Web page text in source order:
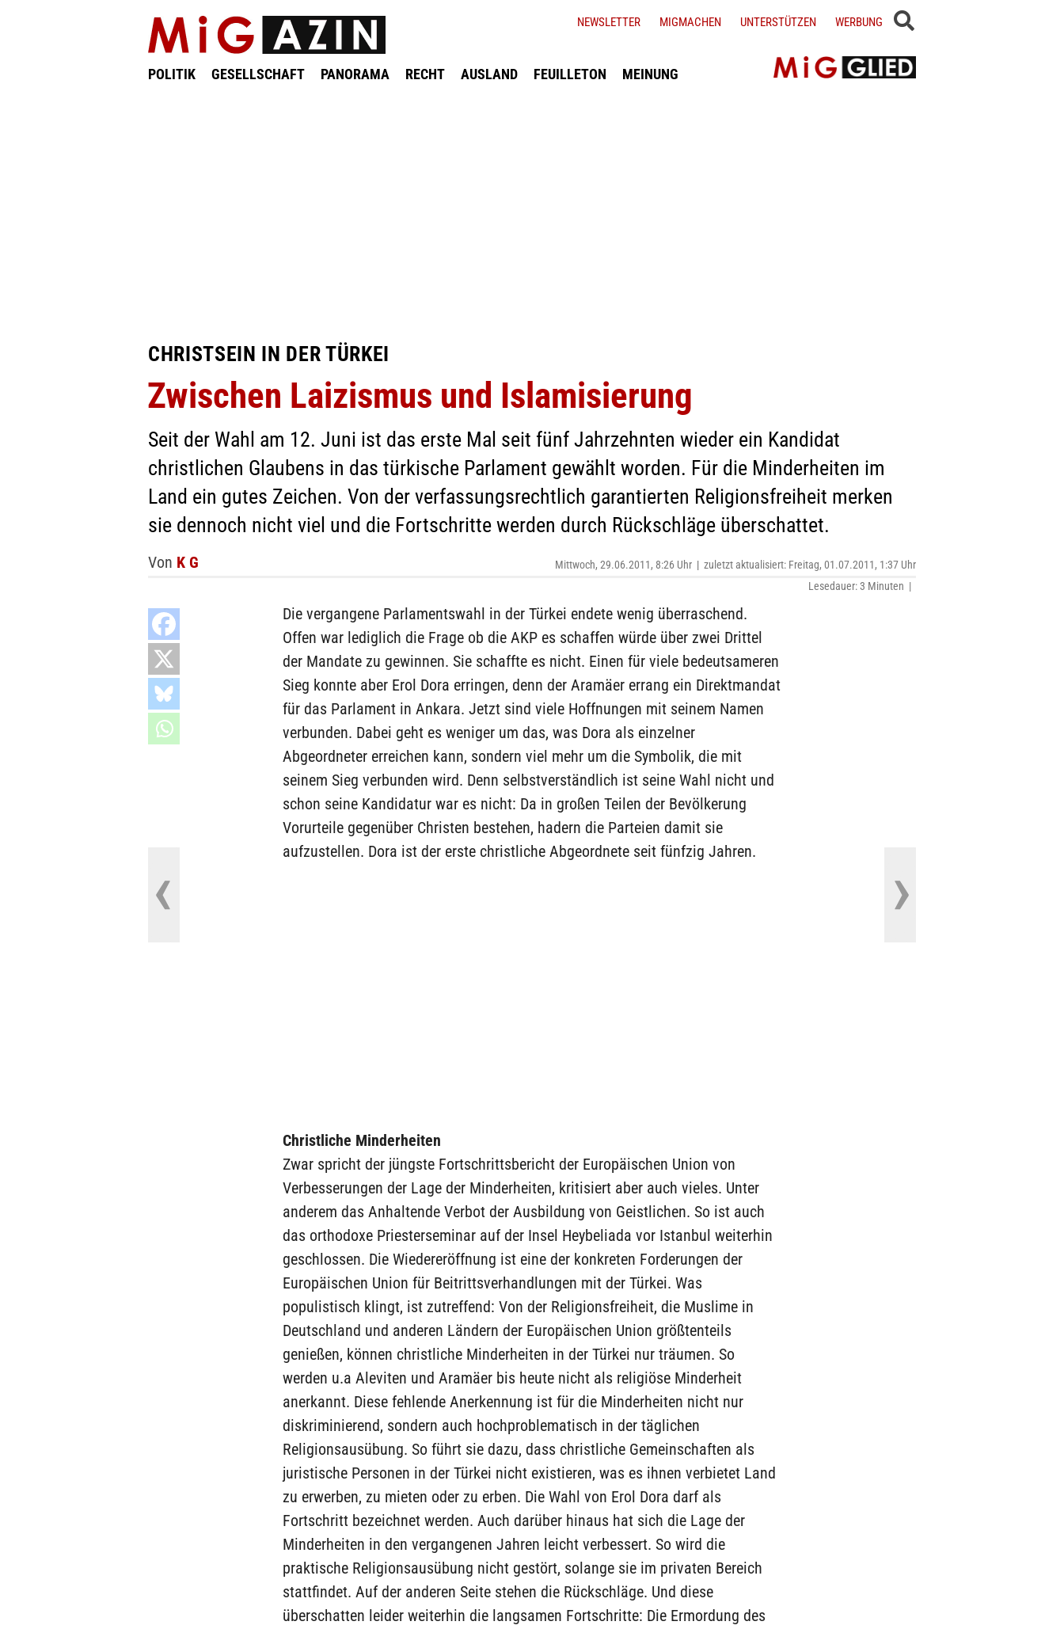
POLITIK GESELLSCHAFT PANORAMA RECHT AUSLAND FEUILLETON MEINUNG
NEWSLETTER MIGMACHEN UNTERSTÜTZEN WERBUNG
CHRISTSEIN IN DER TÜRKEI
Zwischen Laizismus und Islamisierung
Seit der Wahl am 12. Juni ist das erste Mal seit fünf Jahrzehnten wieder ein Kandidat
christlichen Glaubens in das türkische Parlament gewählt worden. Für die Minderheiten im
Land ein gutes Zeichen. Von der verfassungsrechtlich garantierten Religionsfreiheit merken
sie dennoch nicht viel und die Fortschritte werden durch Rückschläge überschattet.
Von K G Mittwoch, 29.06.2011, 8:26 Uhr | zuletzt aktualisiert: Freitag, 01.07.2011, 1:37 Uhr
Lesedauer: 3 Minuten |
Die vergangene Parlamentswahl in der Türkei endete wenig überraschend.
Offen war lediglich die Frage ob die AKP es schaffen würde über zwei Drittel
der Mandate zu gewinnen. Sie schaffte es nicht. Einen für viele bedeutsameren
Sieg konnte aber Erol Dora erringen, denn der Aramäer errang ein Direktmandat
für das Parlament in Ankara. Jetzt sind viele Hoffnungen mit seinem Namen
verbunden. Dabei geht es weniger um das, was Dora als einzelner
Abgeordneter erreichen kann, sondern viel mehr um die Symbolik, die mit
seinem Sieg verbunden wird. Denn selbstverständlich ist seine Wahl nicht und
schon seine Kandidatur war es nicht: Da in großen Teilen der Bevölkerung
Vorurteile gegenüber Christen bestehen, hadern die Parteien damit sie
aufzustellen. Dora ist der erste christliche Abgeordnete seit fünfzig Jahren.
Christliche Minderheiten
Zwar spricht der jüngste Fortschrittsbericht der Europäischen Union von
Verbesserungen der Lage der Minderheiten, kritisiert aber auch vieles. Unter
anderem das Anhaltende Verbot der Ausbildung von Geistlichen. So ist auch
das orthodoxe Priesterseminar auf der Insel Heybeliada vor Istanbul weiterhin
geschlossen. Die Wiedereröffnung ist eine der konkreten Forderungen der
Europäischen Union für Beitrittsverhandlungen mit der Türkei. Was
populistisch klingt, ist zutreffend: Von der Religionsfreiheit, die Muslime in
Deutschland und anderen Ländern der Europäischen Union größtenteils
genießen, können christliche Minderheiten in der Türkei nur träumen. So
werden u.a Aleviten und Aramäer bis heute nicht als religiöse Minderheit
anerkannt. Diese fehlende Anerkennung ist für die Minderheiten nicht nur
diskriminierend, sondern auch hochproblematisch in der täglichen
Religionsausübung. So führt sie dazu, dass christliche Gemeinschaften als
juristische Personen in der Türkei nicht existieren, was es ihnen verbietet Land
zu erwerben, zu mieten oder zu erben. Die Wahl von Erol Dora darf als
Fortschritt bezeichnet werden. Auch darüber hinaus hat sich die Lage der
Minderheiten in den vergangenen Jahren leicht verbessert. So wird die
praktische Religionsausübung nicht gestört, solange sie im privaten Bereich
stattfindet. Auf der anderen Seite stehen die Rückschläge. Und diese
überschatten leider weiterhin die langsamen Fortschritte: Die Ermordung des